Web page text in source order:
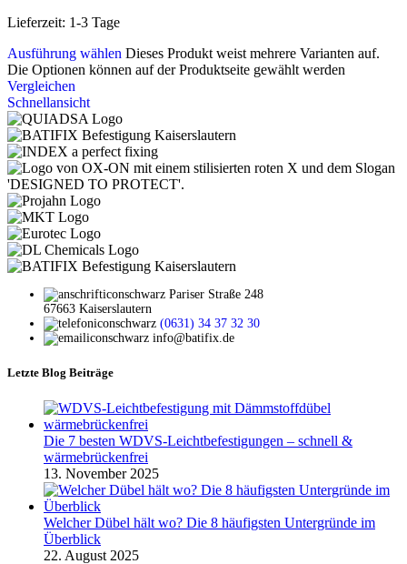
Lieferzeit: 1-3 Tage
Ausführung wählen Dieses Produkt weist mehrere Varianten auf.
Die Optionen können auf der Produktseite gewählt werden
Vergleichen
Schnellansicht
Pariser Straße 248
67663 Kaiserslautern
(0631) 34 37 32 30
info@batifix.de
Letzte Blog Beiträge
Die 7 besten WDVS-Leichtbefestigungen – schnell &
wärmebrückenfrei
13. November 2025
Welcher Dübel hält wo? Die 8 häufigsten Untergründe im
Überblick
22. August 2025